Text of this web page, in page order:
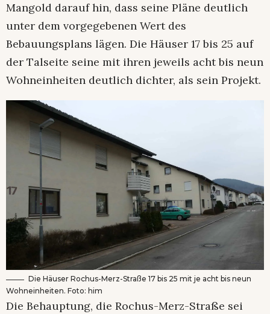
Mangold darauf hin, dass seine Pläne deutlich
unter dem vorgegebenen Wert des
Bebauungsplans lägen. Die Häuser 17 bis 25 auf
der Talseite seine mit ihren jeweils acht bis neun
Wohneinheiten deutlich dichter, als sein Projekt.
Die Häuser Rochus-Merz-Straße 17 bis 25 mit je acht bis neun
Wohneinheiten. Foto: him
Die Behauptung, die Rochus-Merz-Straße sei